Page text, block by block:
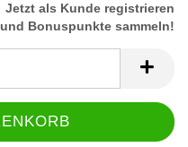
Jetzt als Kunde registrieren
und Bonuspunkte sammeln!